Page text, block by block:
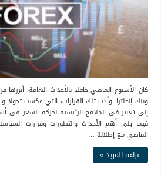
كان الأسبوع الماضي حافلا بالأحداث الهامة، أبرزها
وبنك إنجلترا. وأدت تلك القرارات، التي عكست تحولا
إلى تغيير في الملامح الرئيسية لحركة السعر في
فيما يلي أهم الأحداث والتطورات وقرارات
الماضي مع إطلالة …
قراءة المزيد »